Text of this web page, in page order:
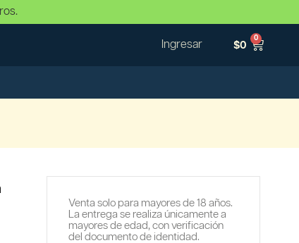
Ingresar $0
0
Venta solo para mayores de 18 años.
La entrega se realiza únicamente a
mayores de edad, con verificación
del documento de identidad.